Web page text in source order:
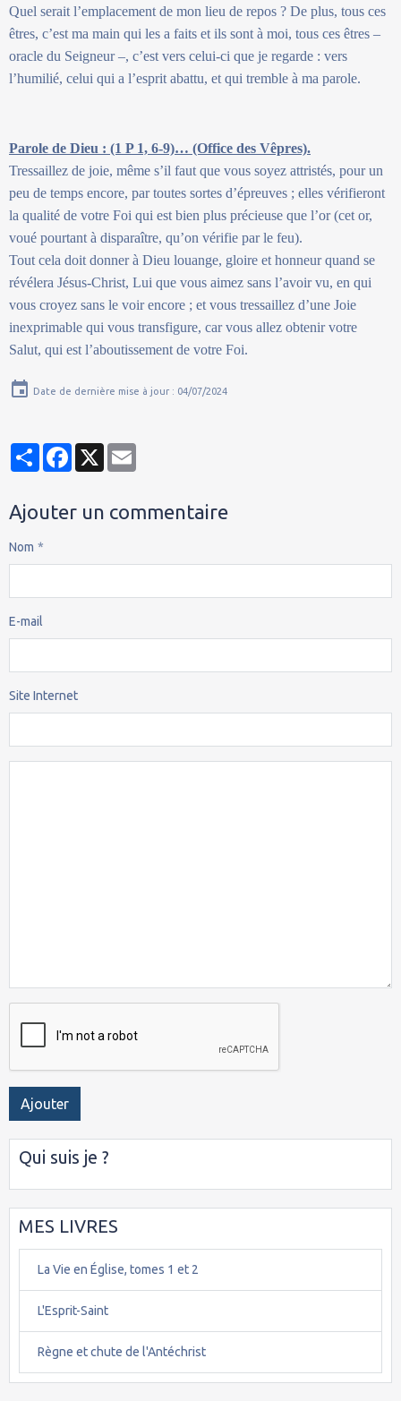
Quel serait l’emplacement de mon lieu de repos ? De plus, tous ces
êtres, c’est ma main qui les a faits et ils sont à moi, tous ces êtres –
oracle du Seigneur –, c’est vers celui-ci que je regarde : vers
l’humilié, celui qui a l’esprit abattu, et qui tremble à ma parole.
Parole de Dieu : (1 P 1, 6-9)… (Office des Vêpres).
Tressaillez de joie, même s’il faut que vous soyez attristés, pour un
peu de temps encore, par toutes sortes d’épreuves ; elles vérifieront
la qualité de votre Foi qui est bien plus précieuse que l’or (cet or,
voué pourtant à disparaître, qu’on vérifie par le feu).
Tout cela doit donner à Dieu louange, gloire et honneur quand se
révélera Jésus-Christ, Lui que vous aimez sans l’avoir vu, en qui
vous croyez sans le voir encore ; et vous tressaillez d’une Joie
inexprimable qui vous transfigure, car vous allez obtenir votre
Salut, qui est l’aboutissement de votre Foi.
Date de dernière mise à jour : 04/07/2024
PartagerFacebook
X
Ajouter un commentaire
Nom
E-mail
Site Internet
Ajouter
Qui suis je ?
MES LIVRES
La Vie en Église, tomes 1 et 2
L'Esprit-Saint
Règne et chute de l'Antéchrist